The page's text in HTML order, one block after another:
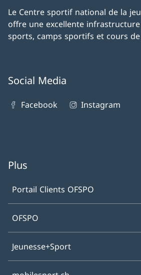
Le Centre sportif national de la
offre une excellente
sports, camps sportifs et cours
Social Media
Facebook Instagram
Plus
Portail Clients OFSPO
OFSPO
Jeunesse+Sport